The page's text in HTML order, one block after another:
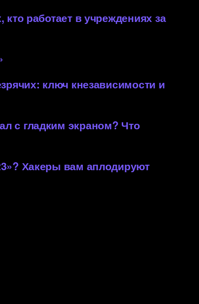
работает в учреждениях за
ключ кнезависимости и
с гладким экраном? Что
Хакеры вам аплодируют